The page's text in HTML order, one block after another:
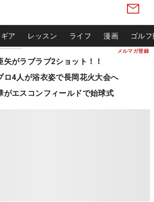
メルマガ登録
ギア レッスン ライフ 漫画 ゴル
矢がラブラブ2ショット！！
ロ4人が浴衣姿で長岡花火大会へ
がエスコンフィールドで始球式